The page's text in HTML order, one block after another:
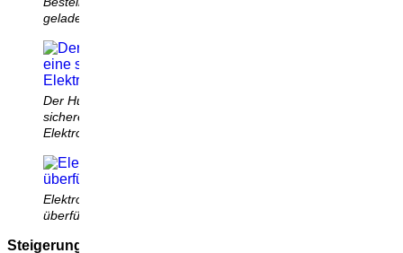
geladen
Der Hubtisch positioniert die Ware präzise für eine
sichere und ergonomische Übergabe an das
Elektrofahrzeug in der richtigen Lieferreihenfolge
Elektrofahrzeuge sind ideal für Lieferungen in
überfüllten Städten
Steigerung der Rentabilität im wirklichen Leben